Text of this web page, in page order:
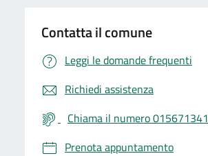
Contatta il comune
Leggi le domande frequenti
Richiedi assistenza
Chiama il numero 015671341
Prenota appuntamento